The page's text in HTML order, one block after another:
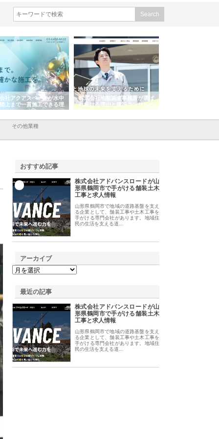
社アクアスペースが水中
上まで一貫施工できる理
株式会社地盤調査事務所が選ば
れ続ける理由と建設コンサルの
強み
その他業種
おすすめ記事
株式会社アドバンスロードが山
形県鶴岡市で手がける舗装土木
工事と求人情報
山形県鶴岡市で地域の道路基盤を支え
る企業として、舗装工事や土木工事を
手がける専門会社があります。地域住
民の生活を支える道…
アーカイブ
最近の記事
株式会社アドバンスロードが山
形県鶴岡市で手がける舗装土木
工事と求人情報
山形県鶴岡市で地域の道路基盤を支え
る企業として、舗装工事や土木工事を
手がける専門会社があります。地域住
民の生活を支える道…